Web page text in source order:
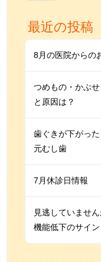
最近の投稿
8月の医院からの
つめもの・かぶ
と原因は？
歯ぐきが下がっ
元むし歯
7月休診日情報
見逃していませ
機能低下のサイン